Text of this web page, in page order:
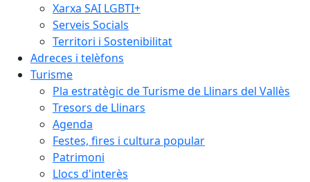
Xarxa SAI LGBTI+
Serveis Socials
Territori i Sostenibilitat
Adreces i telèfons
Turisme
Pla estratègic de Turisme de Llinars del Vallès
Tresors de Llinars
Agenda
Festes, fires i cultura popular
Patrimoni
Llocs d'interès